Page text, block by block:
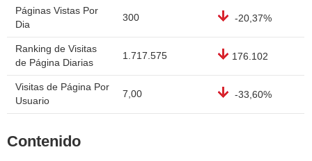
Páginas Vistas Por
Dia
300 -20,37%
Ranking de Visitas
de Página Diarias
1.717.575 176.102
Visitas de Página Por
Usuario
7,00 -33,60%
Contenido